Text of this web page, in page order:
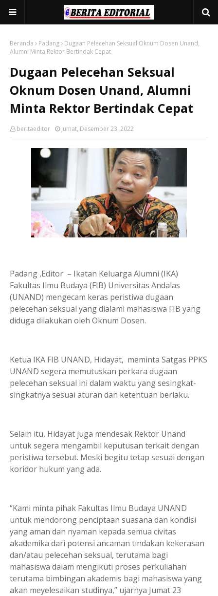
Beranda Padang
Dugaan Pelecehan Seksual Oknum Dosen Unand,
Alumni Minta Rektor Bertindak Cepat
Dugaan Pelecehan Seksual
Oknum Dosen Unand, Alumni
Minta Rektor Bertindak Cepat
beritaeditor Jumat, Desember 23, 2022
Padang ,Editor – Ikatan Keluarga Alumni (IKA)
Fakultas Ilmu Budaya (FIB) Universitas Andalas
(UNAND) mengecam keras peristiwa dugaan
pelecehan seksual yang dialami mahasiswa FIB yang
diduga dilakukan oleh Oknum Dosen.
Ketua IKA FIB UNAND, Hidayat, meminta Satgas PPKS
UNAND segera memutuskan perkara dugaan
pelecehan seksual ini dalam waktu yang sesingkat-
singkatnya sesuai aturan dan ketentuan berlaku.
Selain itu, Hidayat juga mendesak Rektor Unand
untuk segera mengambil keputusan terkait dengan
peristiwa tersebut. Meski begitu tetap sesuai dengan
koridor hukum yang ada.
“Kami minta pihak Fakultas Ilmu Budaya UNAND
untuk mendorong penciptaan suasana dan kondisi
yang aman dan nyaman kepada semua civitas
akademika dari potensi ancaman tindakan kekerasan
dan/atau pelecehan seksual, terutama bagi
mahasiswa dalam mengikuti proses perkuliahan
terutama bimbingan akademis bagi mahasiswa yang
akan meyelesaikan studinya,” ujarnya Jumat 23